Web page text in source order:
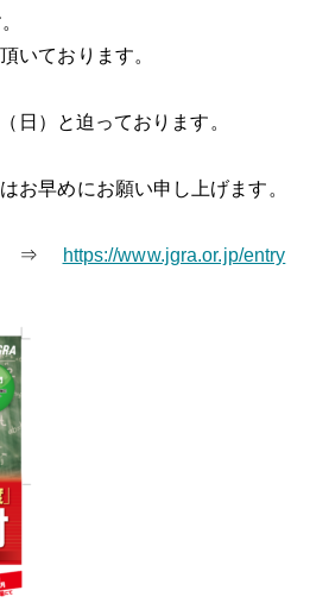
いております。
）と迫っております。
お早めにお願い申し上げます。
ら ⇒ https://www.jgra.or.jp/entry